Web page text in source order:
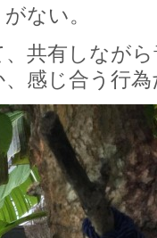
ない。
共有しなが
感じ合う行